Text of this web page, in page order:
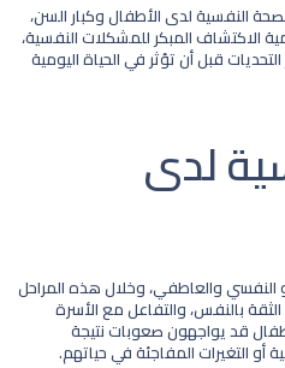
النفسية لدى الأطفال وكبار السن،
الاكتشاف المبكر للمشكلات النفسية،
قبل أن تؤثر في الحياة اليومية
لدى
النفسي والعاطفي، وخلال هذه المراحل
بالنفس، والتفاعل مع الأسرة
قد يواجهون صعوبات نتيجة
أو التغيرات المفاجئة في حياتهم.